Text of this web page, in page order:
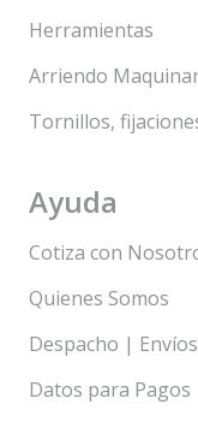
Herramientas
Arriendo
Tornillos,
Ayuda
Cotiza con
Quienes Somos
Despacho | Envíos
Datos para Pagos